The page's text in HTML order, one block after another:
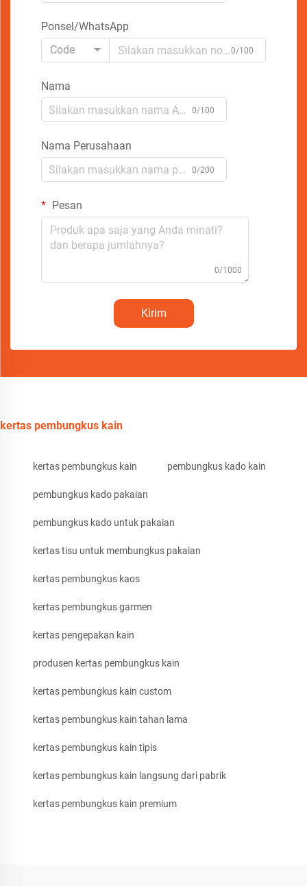
Ponsel/WhatsApp
Code
0/100
Nama
0/100
Nama Perusahaan
0/200
Pesan
0/1000
Kirim
kertas pembungkus kain
kertas pembungkus kain pembungkus kado kain
pembungkus kado pakaian
pembungkus kado untuk pakaian
kertas tisu untuk membungkus pakaian
kertas pembungkus kaos
kertas pembungkus garmen
kertas pengepakan kain
produsen kertas pembungkus kain
kertas pembungkus kain custom
kertas pembungkus kain tahan lama
kertas pembungkus kain tipis
kertas pembungkus kain langsung dari pabrik
kertas pembungkus kain premium